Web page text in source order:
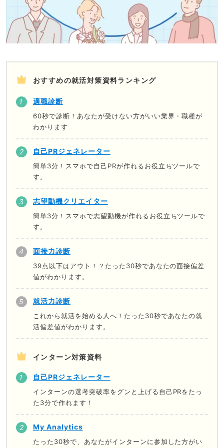
おすすめの就活対策資料ランキング
適職診断
60秒で診断！あなたが受けない方がいい業界・職種が
わかります
自己PRジェネレーター
簡単3分！スマホで自己PRが作れるお役立ちツールで
す。
志望動機クリエイター
簡単3分！スマホで志望動機が作れるお役立ちツールで
す。
面接力診断
39点以下はアウト！？たった30秒であなたの面接偏差
値がわかります。
就活力診断
これから就活を始める人へ！たった30秒であなたの就
活偏差値がわかります。
インターン対策資料
自己PRジェネレーター
インターンの選考突破率をグンと上げる自己PRをたっ
た3分で作れます！
My Analytics
たった30秒で、あなたがインターンに参加した方がい